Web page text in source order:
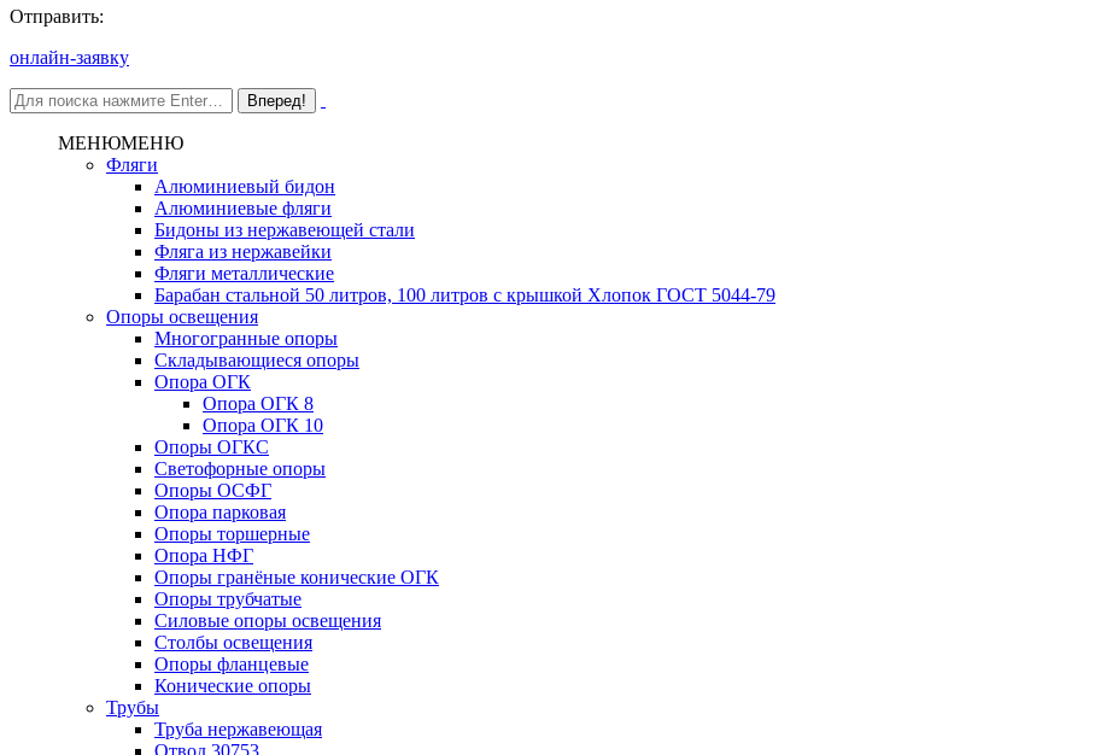
Отправить:
онлайн-заявку
МЕНЮМЕНЮ
Фляги
Алюминиевый бидон
Алюминиевые фляги
Бидоны из нержавеющей стали
Фляга из нержавейки
Фляги металлические
Барабан стальной 50 литров, 100 литров с крышкой Хлопок ГОСТ 5044-79
Опоры освещения
Многогранные опоры
Складывающиеся опоры
Опора ОГК
Опора ОГК 8
Опора ОГК 10
Опоры ОГКС
Светофорные опоры
Опоры ОСФГ
Опора парковая
Опоры торшерные
Опора НФГ
Опоры гранёные конические ОГК
Опоры трубчатые
Силовые опоры освещения
Столбы освещения
Опоры фланцевые
Конические опоры
Трубы
Труба нержавеющая
Отвод 30753